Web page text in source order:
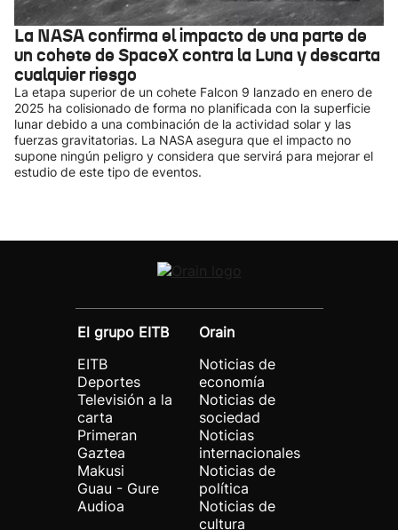
La NASA confirma el impacto de una parte de
un cohete de SpaceX contra la Luna y descarta
cualquier riesgo
La etapa superior de un cohete Falcon 9 lanzado en enero de
2025 ha colisionado de forma no planificada con la superficie
lunar debido a una combinación de la actividad solar y las
fuerzas gravitatorias. La NASA asegura que el impacto no
supone ningún peligro y considera que servirá para mejorar el
estudio de este tipo de eventos.
El grupo EITB
EITB
Deportes
Televisión a la
carta
Primeran
Gaztea
Makusi
Guau - Gure
Audioa
Orain
Noticias de
economía
Noticias de
sociedad
Noticias
internacionales
Noticias de
política
Noticias de
cultura